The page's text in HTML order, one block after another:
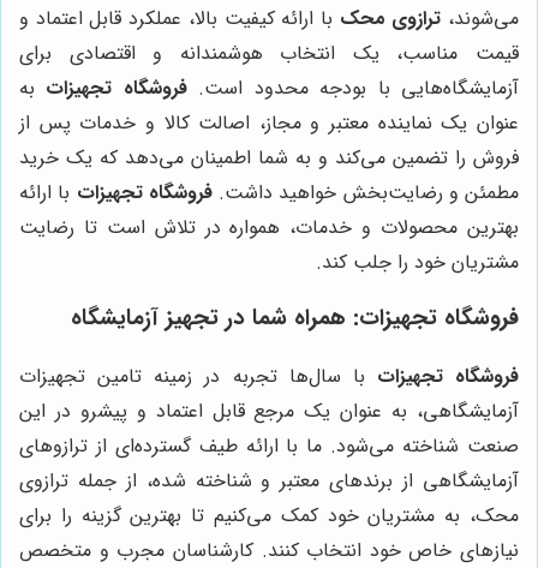
می‌شوند، ترازوی محک با ارائه کیفیت بالا، عملکرد قابل اعتماد و
قیمت مناسب، یک انتخاب هوشمندانه و اقتصادی برای
آزمایشگاه‌هایی با بودجه محدود است.فروشگاه تجهیزات به
عنوان یک نماینده معتبر و مجاز، اصالت کالا و خدمات پس از
فروش را تضمین می‌کند و به شما اطمینان می‌دهد که یک خرید
مطمئن و رضایت‌بخش خواهید داشت.فروشگاه تجهیزات با ارائه
بهترین محصولات و خدمات، همواره در تلاش است تا رضایت
مشتریان خود را جلب کند.
فروشگاه تجهیزات: همراه شما در تجهیز آزمایشگاه
فروشگاه تجهیزات با سال‌ها تجربه در زمینه تامین تجهیزات
آزمایشگاهی، به عنوان یک مرجع قابل اعتماد و پیشرو در این
صنعت شناخته می‌شود. ما با ارائه طیف گسترده‌ای از ترازوهای
آزمایشگاهی از برندهای معتبر و شناخته شده، از جمله ترازوی
محک، به مشتریان خود کمک می‌کنیم تا بهترین گزینه را برای
نیازهای خاص خود انتخاب کنند. کارشناسان مجرب و متخصص